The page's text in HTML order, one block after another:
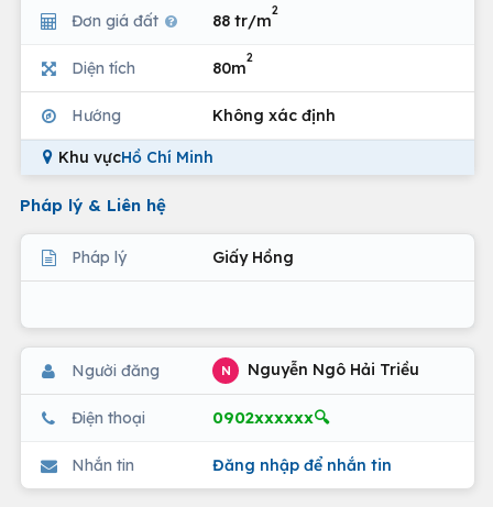
Đơn giá đất 88 tr/m
2
Diện tích 80m
2
Hướng Không xác định
Khu vựcHồ Chí Minh
Pháp lý & Liên hệ
Pháp lý Giấy Hồng
Người đăng N Nguyễn Ngô Hải Triều
Điện thoại 0902xxxxxx🔍
Nhắn tin Đăng nhập để nhắn tin